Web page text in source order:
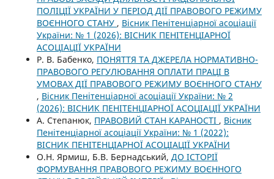
ПОЛІЦІЇ УКРАЇНИ У ПЕРІОД ДІЇ ПРАВОВОГО РЕЖИМУ
ВОЄННОГО СТАНУ , Вісник Пенітенціарної асоціації
України: № 1 (2026): ВІСНИК ПЕНІТЕНЦІАРНОЇ
АСОЦІАЦІЇ УКРАЇНИ
Р. В. Бабенко, ПОНЯТТЯ ТА ДЖЕРЕЛА НОРМАТИВНО-
ПРАВОВОГО РЕГУЛЮВАННЯ ОПЛАТИ ПРАЦІ В
УМОВАХ ДІЇ ПРАВОВОГО РЕЖИМУ ВОЄННОГО СТАНУ
, Вісник Пенітенціарної асоціації України: № 2
(2026): ВІСНИК ПЕНІТЕНЦІАРНОЇ АСОЦІАЦІЇ УКРАЇНИ
А. Степанюк, ПРАВОВИЙ СТАН КАРАНОСТІ , Вісник
Пенітенціарної асоціації України: № 1 (2022):
ВІСНИК ПЕНІТЕНЦІАРНОЇ АСОЦІАЦІЇ УКРАЇНИ
О.Н. Ярмиш, Б.В. Бернадський, ДО ІСТОРІЇ
ФОРМУВАННЯ ПРАВОВОГО РЕЖИМУ ВОЄННОГО